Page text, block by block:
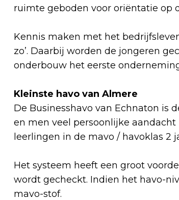
ruimte geboden voor oriëntatie op
Kennis maken met het
zo’. Daarbij worden de jongeren
onderbouw het eerste
Kleinste havo van Almere
De Businesshavo van Echnaton is
en men veel persoonlijke
leerlingen in de mavo / havoklas 2
Het systeem heeft een groot
wordt gecheckt. Indien het havo-
mavo-stof.